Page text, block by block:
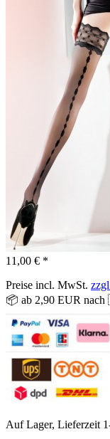
11,00 € *
Preise incl. MwSt.
📦 ab 2,90 EUR
Auf Lager, Lieferzeit